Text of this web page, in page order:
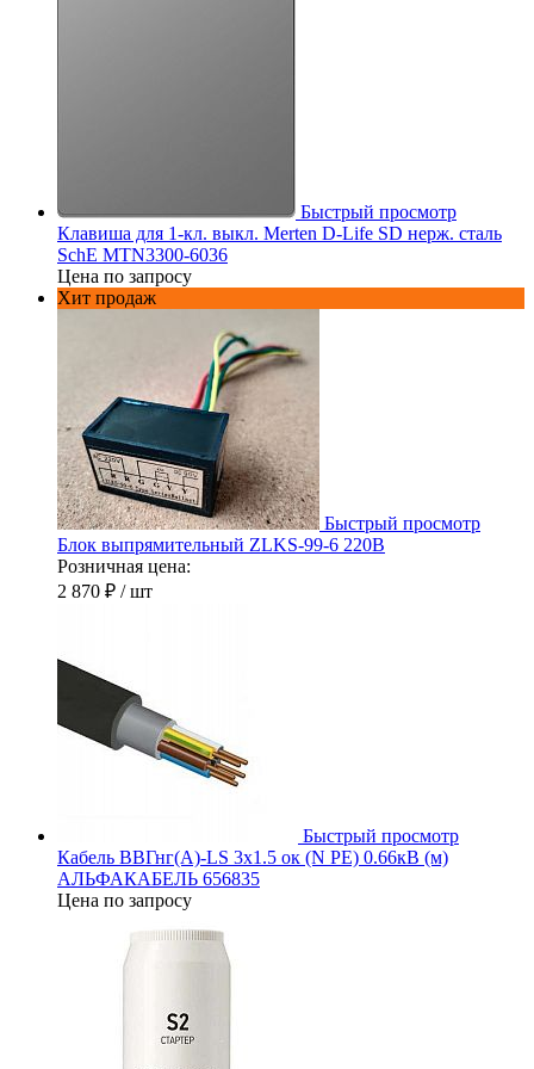
Быстрый просмотр
Клавиша для 1-кл. выкл. Merten D-Life SD нерж. сталь
SchE MTN3300-6036
Цена по запросу
Хит продаж
Быстрый просмотр
Блок выпрямительный ZLKS-99-6 220В
Розничная цена:
2 870 ₽ / шт
Быстрый просмотр
Кабель ВВГнг(А)-LS 3х1.5 ок (N PE) 0.66кВ (м)
АЛЬФАКАБЕЛЬ 656835
Цена по запросу